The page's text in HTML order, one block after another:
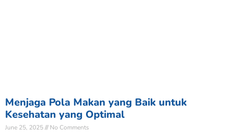
Menjaga Pola Makan yang Baik untuk
Kesehatan yang Optimal
June 25, 2025 No Comments